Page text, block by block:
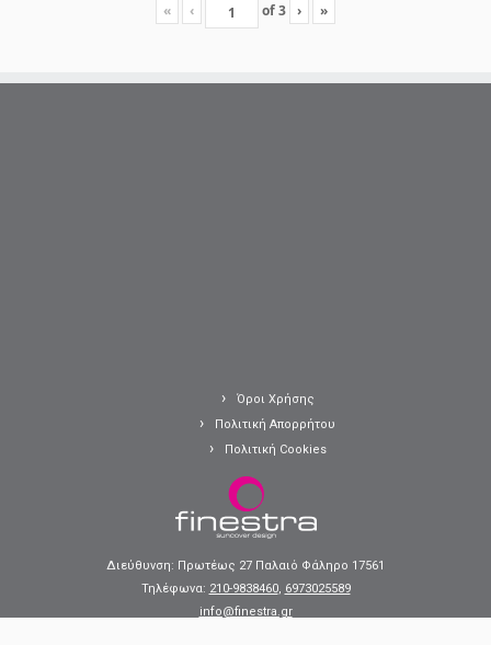
« ‹ of3 › »
Όροι Χρήσης
Πολιτική Απορρήτου
Πολιτική Cookies
Διεύθυνση: Πρωτέως 27 Παλαιό Φάληρο 17561
Τηλέφωνα: 210-9838460, 6973025589
info@finestra.gr